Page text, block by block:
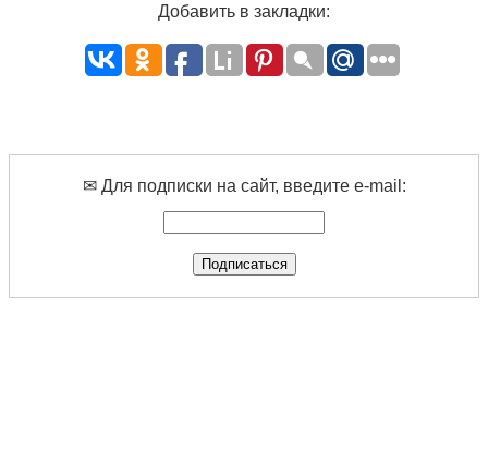
Добавить в закладки:
✉ Для подписки на сайт, введите e-mail: